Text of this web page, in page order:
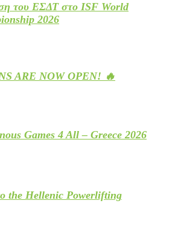
του ΕΣΔΤ στο ISF World
2026
ARE NOW OPEN! 🔥
Games 4 All – Greece 2026
the Hellenic Powerlifting